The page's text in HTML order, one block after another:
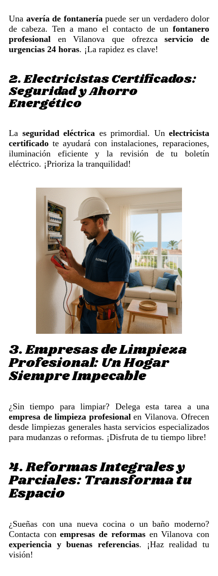
Una avería de fontaneríapuede ser un verdadero dolor
de cabeza. Ten a mano el contacto de un fontanero
profesional en Vilanova que ofrezcaservicio de
urgencias 24 horas. ¡La rapidez es clave!
2. Electricistas Certificados:
Seguridad y Ahorro
Energético
La seguridad eléctrica es primordial. Un electricista
certificado te ayudará con instalaciones, reparaciones,
iluminación eficiente y la revisión de tu boletín
eléctrico. ¡Prioriza la tranquilidad!
3. Empresas de Limpieza
Profesional: Un Hogar
Siempre Impecable
¿Sin tiempo para limpiar? Delega esta tarea a una
empresa de limpieza profesionalen Vilanova. Ofrecen
desde limpiezas generales hasta servicios especializados
para mudanzas o reformas. ¡Disfruta de tu tiempo libre!
4. Reformas Integrales y
Parciales: Transforma tu
Espacio
¿Sueñas con una nueva cocina o un baño moderno?
Contacta conempresas de reformasen Vilanova con
experiencia y buenas referencias. ¡Haz realidad tu
visión!